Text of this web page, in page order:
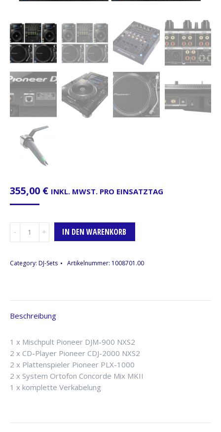
355,00 € INKL. MWST. PRO EINSATZTAG
Menge
IN DEN WARENKORB
Category: DJ-Sets Artikelnummer: 1008701.00
Beschreibung
1 x Mischpult Pioneer DJM-900 NXS2
2 x CD-Player Pioneer CDJ-2000 NXS2
2 x Plattenspieler Pioneer PLX-1000
2 x System Ortofon Concorde Mix MKII
1 x komplette Verkabelung